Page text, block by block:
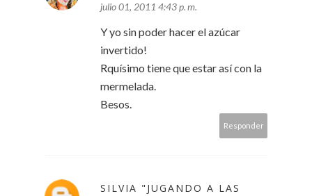
julio 01, 2011 4:43 p. m.
Y yo sin poder hacer el azúcar
invertido!
Rquísimo tiene que estar así con la
mermelada.
Besos.
Responder
SILVIA "JUGANDO A LAS